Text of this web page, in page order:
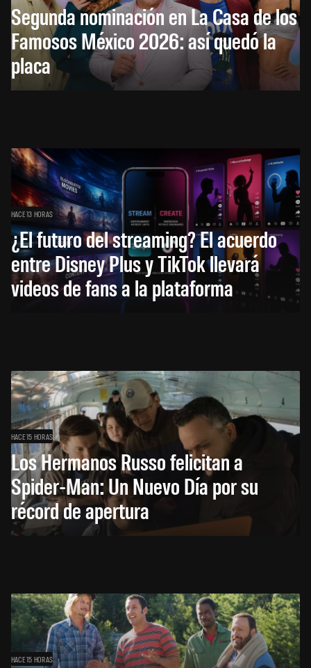
Segunda nominación en La Casa de los
Famosos México 2026: así quedó la
placa
HACE 13 HORAS
¿El futuro del streaming? El acuerdo
entre Disney Plus y TikTok llevará
videos de fans a la plataforma
HACE 15 HORAS
Los Hermanos Russo felicitan a
Spider-Man: Un Nuevo Día por su
récord de apertura
HACE 15 HORAS